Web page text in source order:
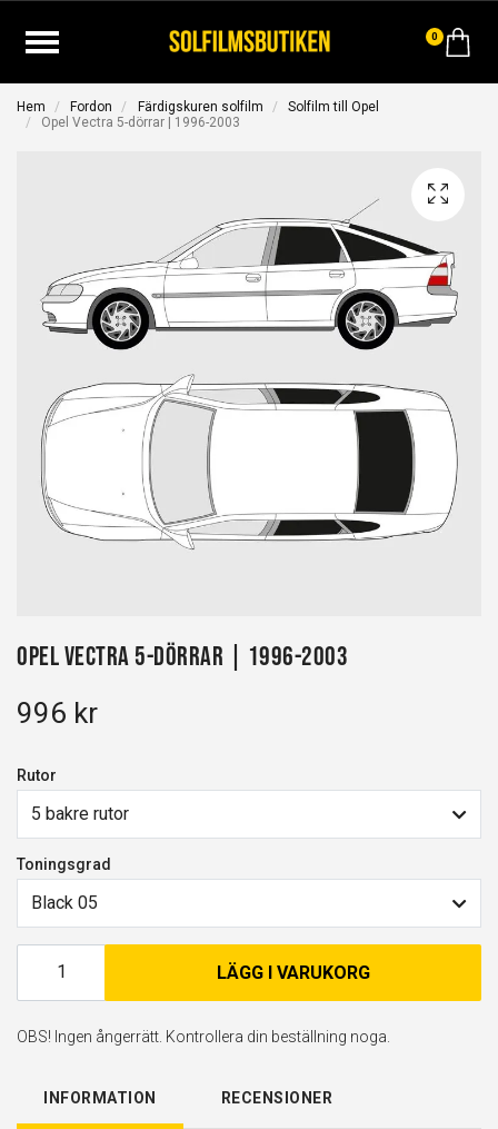
0
Hem Fordon Färdigskuren solfilm
Solfilm till Opel
Opel Vectra 5-dörrar | 1996-2003
Opel Vectra 5-dörrar | 1996-2003
996 kr
Rutor
5 bakre rutor
Toningsgrad
Black 05
LÄGG I VARUKORG
OBS! Ingen ångerrätt. Kontrollera din beställning noga.
INFORMATION RECENSIONER